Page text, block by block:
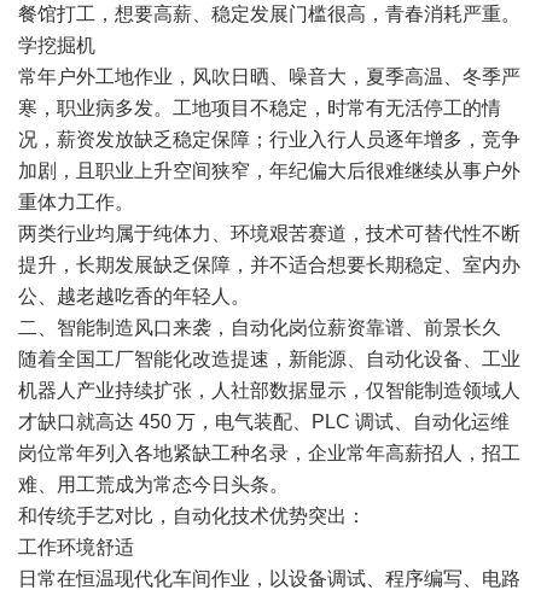
餐馆打工，想要高薪、稳定发展门槛很高，青春消耗严重。
学挖掘机
常年户外工地作业，风吹日晒、噪音大，夏季高温、冬季严
寒，职业病多发。工地项目不稳定，时常有无活停工的情
况，薪资发放缺乏稳定保障；行业入行人员逐年增多，竞争
加剧，且职业上升空间狭窄，年纪偏大后很难继续从事户外
重体力工作。
两类行业均属于纯体力、环境艰苦赛道，技术可替代性不断
提升，长期发展缺乏保障，并不适合想要长期稳定、室内办
公、越老越吃香的年轻人。
二、智能制造风口来袭，自动化岗位薪资靠谱、前景长久
随着全国工厂智能化改造提速，新能源、自动化设备、工业
机器人产业持续扩张，人社部数据显示，仅智能制造领域人
才缺口就高达 450 万，电气装配、PLC 调试、自动化运维
岗位常年列入各地紧缺工种名录，企业常年高薪招人，招工
难、用工荒成为常态今日头条。
和传统手艺对比，自动化技术优势突出：
工作环境舒适
日常在恒温现代化车间作业，以设备调试、程序编写、电路